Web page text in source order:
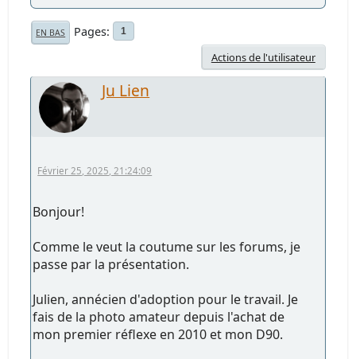
EN BAS Pages 1
Actions de l'utilisateur
Ju Lien
Février 25, 2025, 21:24:09
Bonjour!
Comme le veut la coutume sur les forums, je
passe par la présentation.
Julien, annécien d'adoption pour le travail. Je
fais de la photo amateur depuis l'achat de
mon premier réflexe en 2010 et mon D90.